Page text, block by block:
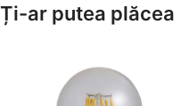
Suporți Hârtie
Ți-ar putea plăcea